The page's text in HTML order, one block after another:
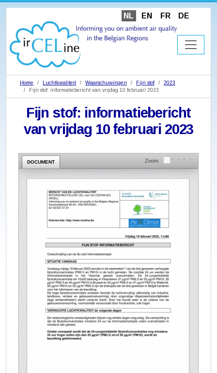
NL EN FR DE
Home Luchtkwaliteit Waarschuwingen Fijn stof
2023
Fijn stof: informatiebericht van vrijdag 10 februari 2023
Fijn stof: informatiebericht
van vrijdag 10 februari 2023
DOCUMENT Zoom